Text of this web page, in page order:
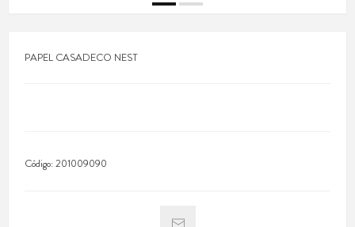
PAPEL CASADECO NEST
Código:201009090